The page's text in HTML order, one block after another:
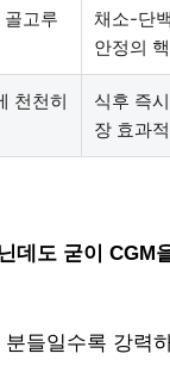
고루
채소-단
안정의
천천히
식후 즉
장 효과적
데도 굳이 CGM
들일수록 강력